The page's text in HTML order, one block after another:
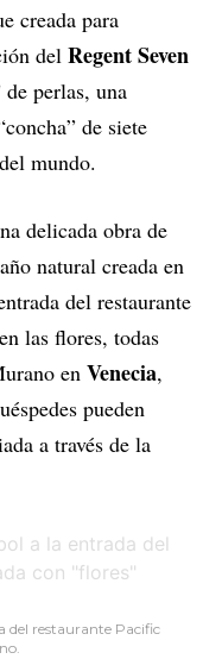
creada para
del Regent Seven
perlas, una
de siete
mundo.
delicada obra de
natural creada en
del restaurante
las flores, todas
en Venecia,
pueden
a través de la
del restaurante Pacific